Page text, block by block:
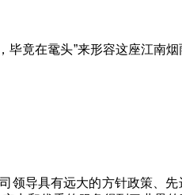
竟在鼋头”来形容这座江南
领导具有远大的方针政策、